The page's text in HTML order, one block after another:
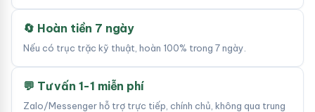
🔄 Hoàn tiền 7 ngày
Nếu có trục trặc kỹ thuật, hoàn 100% trong 7 ngày.
💬 Tư vấn 1-1 miễn phí
Zalo/Messenger hỗ trợ trực tiếp, chính chủ, không qua trung